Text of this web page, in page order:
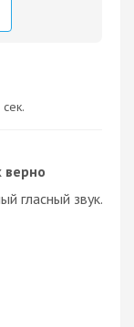
верно
гласный звук.